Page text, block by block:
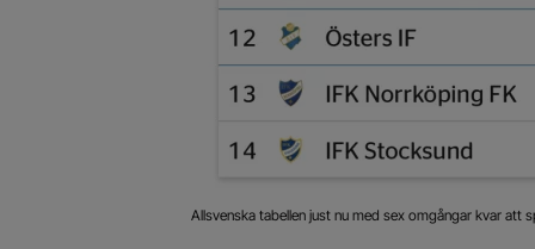
Allsvenska tabellen just nu med sex omgångar kvar att